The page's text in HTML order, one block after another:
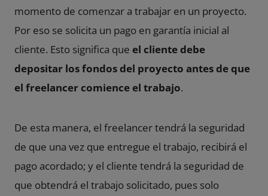
momento de comenzar a trabajar en un proyecto.
Por eso se solicita un pago en garantía inicial al
cliente. Esto significa que el cliente debe
depositar los fondos del proyecto antes de que
el freelancer comience el trabajo.
De esta manera, el freelancer tendrá la seguridad
de que una vez que entregue el trabajo, recibirá el
pago acordado; y el cliente tendrá la seguridad de
que obtendrá el trabajo solicitado, pues solo